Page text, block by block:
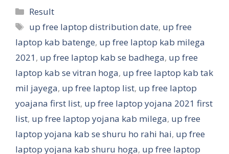
Categories
Result
Tags
up free laptop distribution date, up free
laptop kab batenge, up free laptop kab milega
2021, up free laptop kab se badhega, up free
laptop kab se vitran hoga, up free laptop kab tak
mil jayega, up free laptop list, up free laptop
yoajana first list, up free laptop yojana 2021 first
list, up free laptop yojana kab milega, up free
laptop yojana kab se shuru ho rahi hai, up free
laptop yojana kab shuru hoga, up free laptop